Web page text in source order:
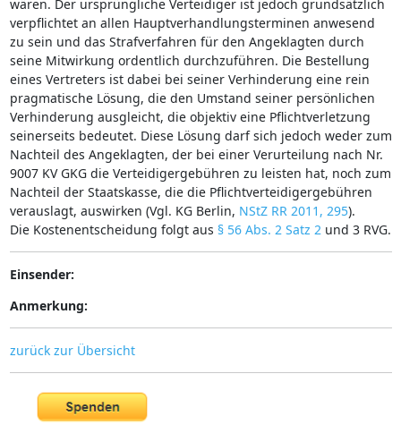
wären. Der ursprüngliche Verteidiger ist jedoch grundsätzlich
verpflichtet an allen Hauptverhandlungsterminen anwesend
zu sein und das Strafverfahren für den Angeklagten durch
seine Mitwirkung ordentlich durchzuführen. Die Bestellung
eines Vertreters ist dabei bei seiner Verhinderung eine rein
pragmatische Lösung, die den Umstand seiner persönlichen
Verhinderung ausgleicht, die objektiv eine Pflichtverletzung
seinerseits bedeutet. Diese Lösung darf sich jedoch weder zum
Nachteil des Angeklagten, der bei einer Verurteilung nach Nr.
9007 KV GKG die Verteidigergebühren zu leisten hat, noch zum
Nachteil der Staatskasse, die die Pflichtverteidigergebühren
verauslagt, auswirken (Vgl. KG Berlin, NStZ RR 2011, 295).
Die Kostenentscheidung folgt aus § 56 Abs. 2 Satz 2 und 3 RVG.
Einsender:
Anmerkung:
zurück zur Übersicht